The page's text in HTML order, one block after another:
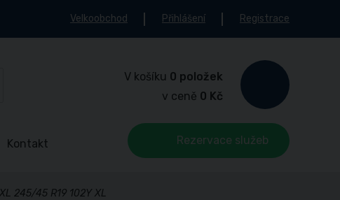
Velkoobchod Přihlášení Registrace
V košíku 0 položek
v ceně 0 Kč
Kontakt Rezervace služeb
245/45 R19 102Y XL